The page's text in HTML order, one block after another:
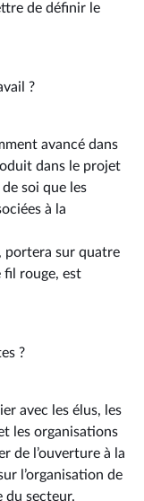
de définir le
?
avancé dans
dans le projet
soi que les
à la
portera sur quatre
fil rouge, est
?
avec les élus, les
les organisations
de l’ouverture à la
l’organisation de
du secteur.